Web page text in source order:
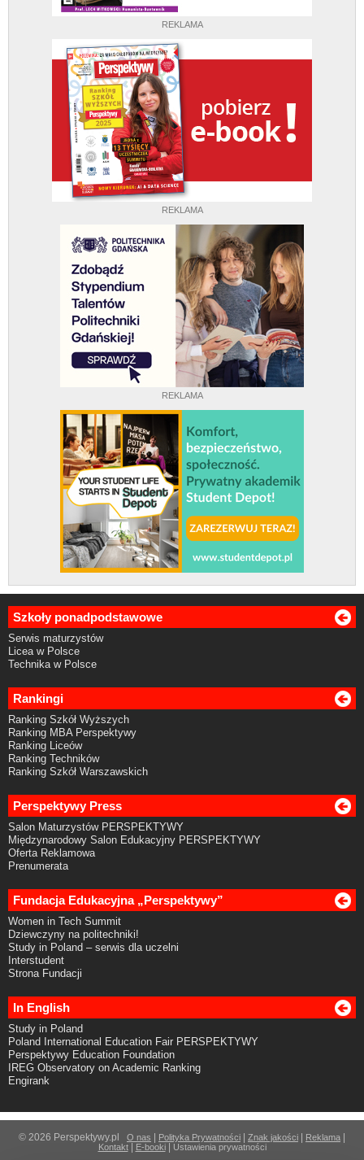
REKLAMA
REKLAMA
REKLAMA
Szkoły ponadpodstawowe
Serwis maturzystów
Licea w Polsce
Technika w Polsce
Rankingi
Ranking Szkół Wyższych
Ranking MBA Perspektywy
Ranking Liceów
Ranking Techników
Ranking Szkół Warszawskich
Perspektywy Press
Salon Maturzystów PERSPEKTYWY
Międzynarodowy Salon Edukacyjny PERSPEKTYWY
Oferta Reklamowa
Prenumerata
Fundacja Edukacyjna „Perspektywy”
Women in Tech Summit
Dziewczyny na politechniki!
Study in Poland – serwis dla uczelni
Interstudent
Strona Fundacji
In English
Study in Poland
Poland International Education Fair PERSPEKTYWY
Perspektywy Education Foundation
IREG Observatory on Academic Ranking
Engirank
© 2026 Perspektywy.pl O nas Polityka Prywatności Znak jakości Reklama
Kontakt| E-booki| Ustawienia prywatności